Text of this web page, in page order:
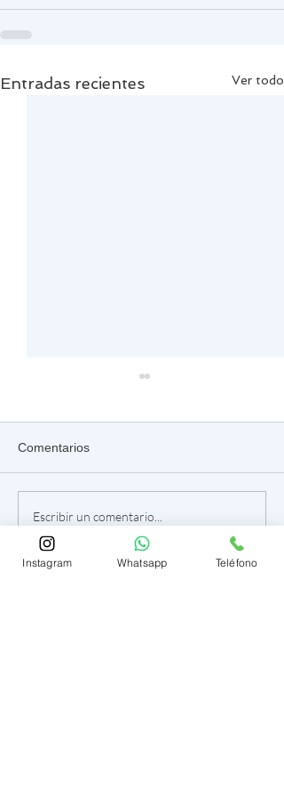
Entradas recientes Ver todo
Se te sube un testículo.
¿Por qué?
Comentarios
Escribir un comentario...
Instagram Whatsapp Teléfono